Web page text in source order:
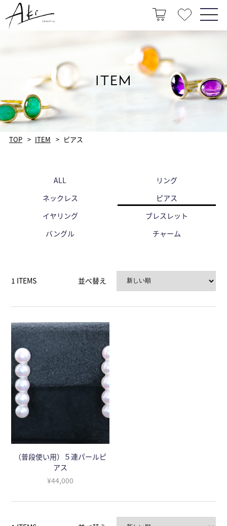
ITEM
TOP ITEM ピアス
ALL
リング
ネックレス
ピアス
イヤリング
ブレスレット
バングル
チャーム
1 ITEMS 並べ替え
（普段使い用）５連パールピ
アス
¥44,000